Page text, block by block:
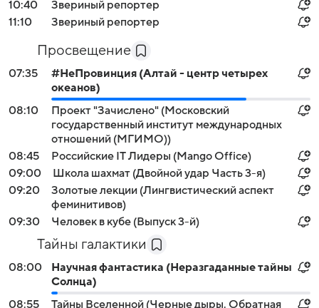
10:40
Звериный репортер
11:10
Звериный репортер
Просвещение
07:35
#НеПровинция (Алтай - центр четырех
океанов)
08:10
Проект "Зачислено" (Московский
государственный институт международных
отношений (МГИМО))
08:45
Российские IT Лидеры (Mango Office)
09:00
Школа шахмат (Двойной удар Часть 3-я)
09:20
Золотые лекции (Лингвистический аспект
феминитивов)
09:30
Человек в кубе (Выпуск 3-й)
Тайны галактики
08:00
Научная фантастика (Неразгаданные тайны
Солнца)
08:55
Тайны Вселенной (Черные дыры. Обратная